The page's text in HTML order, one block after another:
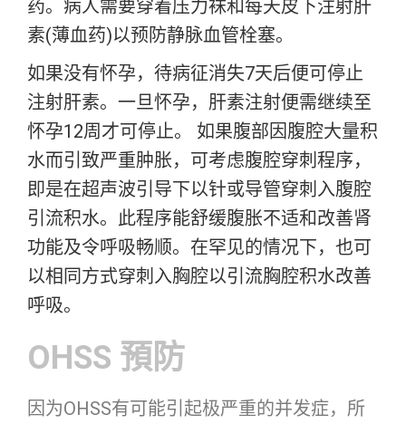
药。病人需要穿着压力袜和每天皮下注射肝
素(薄血药)以预防静脉血管栓塞。
如果没有怀孕，待病征消失7天后便可停止
注射肝素。一旦怀孕，肝素注射便需继续至
怀孕12周才可停止。 如果腹部因腹腔大量积
水而引致严重肿胀，可考虑腹腔穿刺程序，
即是在超声波引导下以针或导管穿刺入腹腔
引流积水。此程序能舒缓腹胀不适和改善肾
功能及令呼吸畅顺。在罕见的情况下，也可
以相同方式穿刺入胸腔以引流胸腔积水改善
呼吸。
OHSS 預防
因为OHSS有可能引起极严重的并发症，所